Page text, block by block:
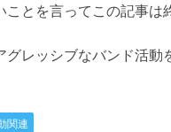
ことを言ってこの記事は
グレッシブなバンド活動
関連